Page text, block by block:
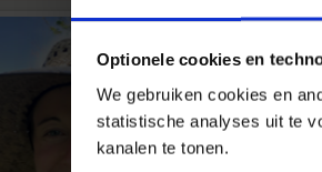
Optionele cookies en
We gebruiken cookies en
statistische analyses uit te
kanalen te tonen.
Om je
zijn
Alle